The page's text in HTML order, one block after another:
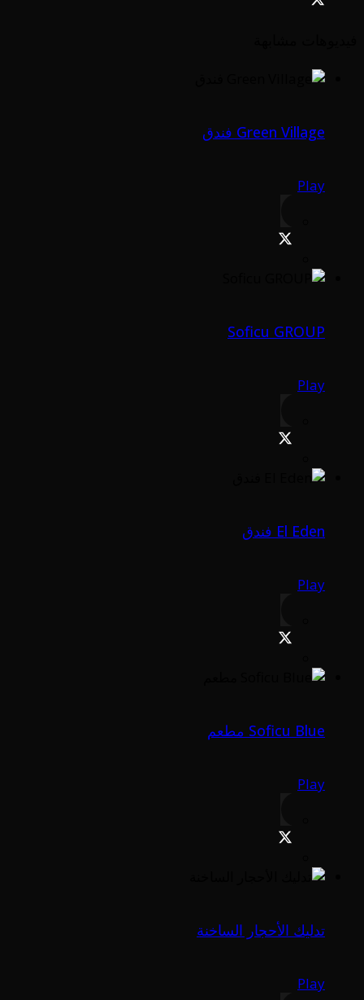
Green Village فندق
Play
Soficu GROUP
Play
El Eden فندق
Play
Soficu Blue مطعم
Play
تدليك الأحجار الساخنة
Play